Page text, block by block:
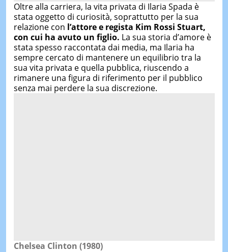
Oltre alla carriera, la vita privata di Ilaria Spada è
stata oggetto di curiosità, soprattutto per la sua
relazione con l’attore e regista Kim Rossi Stuart,
con cui ha avuto un figlio. La sua storia d’amore è
stata spesso raccontata dai media, ma Ilaria ha
sempre cercato di mantenere un equilibrio tra la
sua vita privata e quella pubblica, riuscendo a
rimanere una figura di riferimento per il pubblico
senza mai perdere la sua discrezione.
Chelsea Clinton (1980)